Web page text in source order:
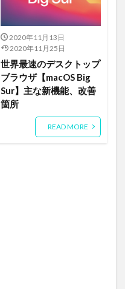
2020年11月13日
2020年11月25日
世界最速のデスクトップ
ブラウザ【macOS Big
Sur】主な新機能、改善
箇所
READ MORE